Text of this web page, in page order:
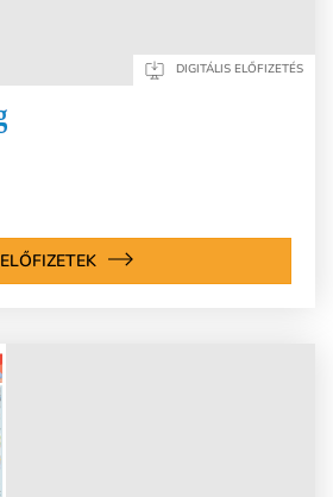
DIGITÁLIS ELŐFIZETÉS
ELŐFIZETEK